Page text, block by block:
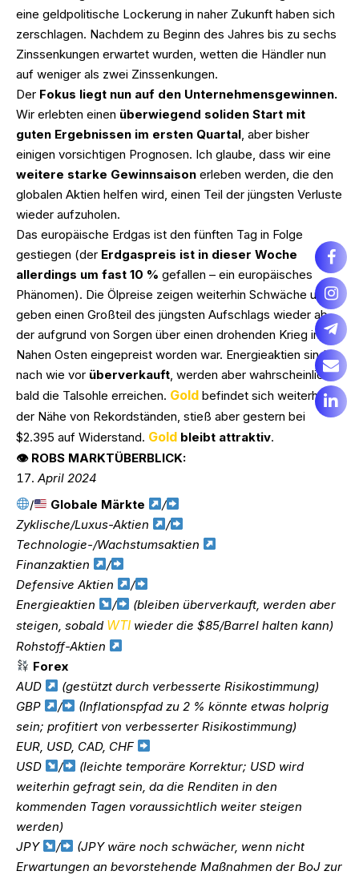
eine geldpolitische Lockerung in naher Zukunft haben sich
zerschlagen. Nachdem zu Beginn des Jahres bis zu sechs
Zinssenkungen erwartet wurden, wetten die Händler nun
auf weniger als zwei Zinssenkungen.
Der Fokus liegt nun auf den Unternehmensgewinnen.
Wir erlebten einen überwiegend soliden Start mit
guten Ergebnissen im ersten Quartal, aber bisher
einigen vorsichtigen Prognosen. Ich glaube, dass wir eine
weitere starke Gewinnsaison erleben werden, die den
globalen Aktien helfen wird, einen Teil der jüngsten Verluste
wieder aufzuholen.
Das europäische Erdgas ist den fünften Tag in Folge
gestiegen (der Erdgaspreis ist in dieser Woche
allerdings um fast 10 % gefallen – ein europäisches
Phänomen). Die Ölpreise zeigen weiterhin Schwäche und
geben einen Großteil des jüngsten Aufschlags wieder ab,
der aufgrund von Sorgen über einen drohenden Krieg im
Nahen Osten eingepreist worden war. Energieaktien sind
nach wie vor überverkauft, werden aber wahrscheinlich
bald die Talsohle erreichen. Gold befindet sich weiterhin in
der Nähe von Rekordständen, stieß aber gestern bei
$2.395 auf Widerstand. Gold bleibt attraktiv.
👁 ROBS MARKTÜBERBLICK:
April 2024
/
Globale Märkte
/
Zyklische/Luxus-Aktien
/
Technologie-/Wachstumsaktien
Finanzaktien
/
Defensive Aktien
/
Energieaktien
/
(bleiben überverkauft, werden aber
steigen, sobald WTI wieder die $85/Barrel halten kann)
Rohstoff-Aktien
Forex
AUD
(gestützt durch verbesserte Risikostimmung)
GBP
/
(Inflationspfad zu 2 % könnte etwas holprig
sein; profitiert von verbesserter Risikostimmung)
EUR, USD, CAD, CHF
USD
/
(leichte temporäre Korrektur; USD wird
weiterhin gefragt sein, da die Renditen in den
kommenden Tagen voraussichtlich weiter steigen
werden)
JPY
/
(JPY wäre noch schwächer, wenn nicht
Erwartungen an bevorstehende Maßnahmen der BoJ zur